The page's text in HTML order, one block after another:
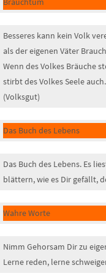
Besseres kann kein Volk
als der eigenen Väter
Wenn des Volkes Bräuche
stirbt des Volkes Seele auch.
(Volksgut)
Das Buch des Lebens
Das Buch des Lebens. Es
blättern, wie es Dir gefällt,
Wahre Worte
Nimm Gehorsam Dir zu
Lerne reden, lerne